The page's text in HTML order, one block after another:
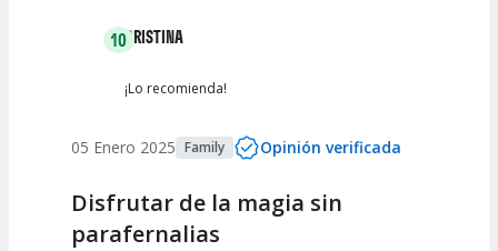
10CRISTINA
¡Lo recomienda!
05 Enero 2025 Family Opinión verificada
Disfrutar de la magia sin
parafernalias